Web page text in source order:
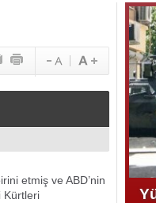
etmiş ve ABD’nin
Kürtleri